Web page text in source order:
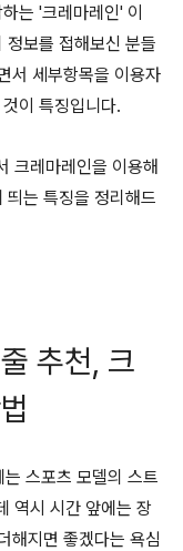
는 '크레마레인' 이
정보를 접해보신 분들
서 세부항목을 이용자
이 특징입니다.
크레마레인을 이용해
띄는 특징을 정리해드
추천, 크
스포츠 모델의 스트
역시 시간 앞에는 장
해지면 좋겠다는 욕심